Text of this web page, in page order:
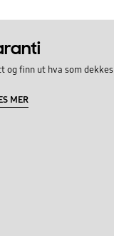
og finn ut hva som dekkes
MER